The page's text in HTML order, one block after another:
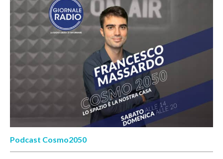
Podcast Cosmo2050